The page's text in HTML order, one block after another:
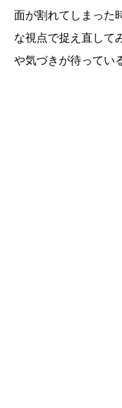
面が割れてしまった
な視点で捉え直して
や気づきが待ってい